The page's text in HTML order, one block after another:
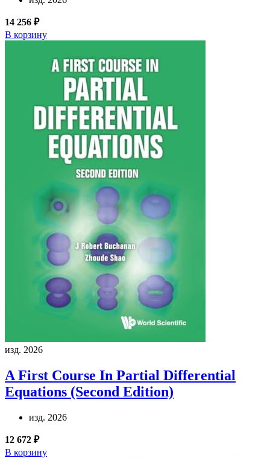
14 256 ₽
В корзину
изд. 2026
A First Course In Partial Differential
Equations (Second Edition)
изд. 2026
12 672 ₽
В корзину